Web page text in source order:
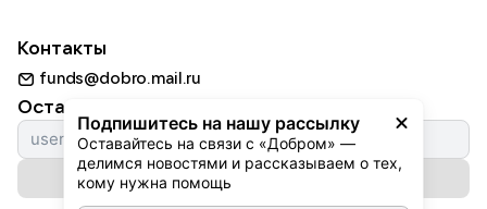
Подпишитесь на нашу рассылку
Оставайтесь на связи с «Добром» —
делимся новостями и рассказываем о тех,
кому нужна помощь
Для НКО
Партнерам
Пожилым
Животным
Природе
Культуре
Фондам
Добрый день
Истории
Автоплатежи
Контакты
funds@dobro.mail.ru
Оставайтесь с нами
Подписаться на рассылку